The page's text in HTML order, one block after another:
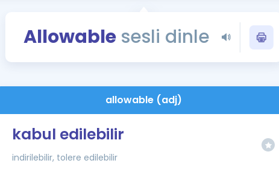
YDS - YÖKDİL
İngilizce Gramer
Allowablesesli dinle
allowable (adj)
kabul edilebilir
indirilebilir, tolere edilebilir